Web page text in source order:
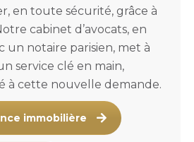
en toute sécurité, grâce à
cabinet d’avocats, en
un notaire parisien, met à
service clé en main,
à cette nouvelle demande.
immobilière